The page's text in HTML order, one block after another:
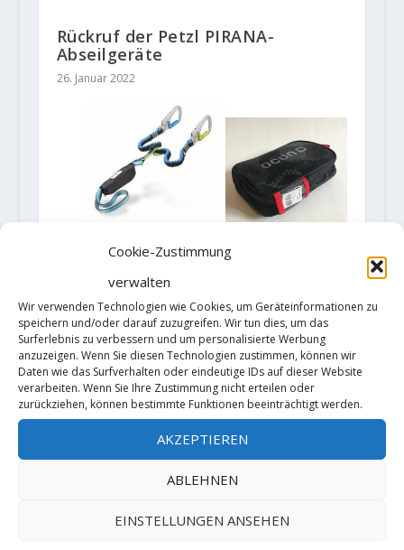
Cookie-Zustimmung
verwalten
Wir verwenden Technologien wie Cookies, um Geräteinformationen zu
speichern und/oder darauf zuzugreifen. Wir tun dies, um das
Surferlebnis zu verbessern und um personalisierte Werbung
anzuzeigen. Wenn Sie diesen Technologien zustimmen, können wir
Daten wie das Surfverhalten oder eindeutige IDs auf dieser Website
verarbeiten. Wenn Sie Ihre Zustimmung nicht erteilen oder
zurückziehen, können bestimmte Funktionen beeinträchtigt werden.
AKZEPTIEREN
ABLEHNEN
EINSTELLUNGEN ANSEHEN
Rückruf der Petzl PIRANA-
Abseilgeräte
26. Januar 2022
Freiwilliger Rückruf des Ocún
Klettersteig Set Via ferrata Torq 2
14. März 2019
HINTERLASSE EINE ANTWORT
Deine E-Mail-Adresse wird nicht
veröffentlicht.Erforderliche Felder
sind mit*markiert